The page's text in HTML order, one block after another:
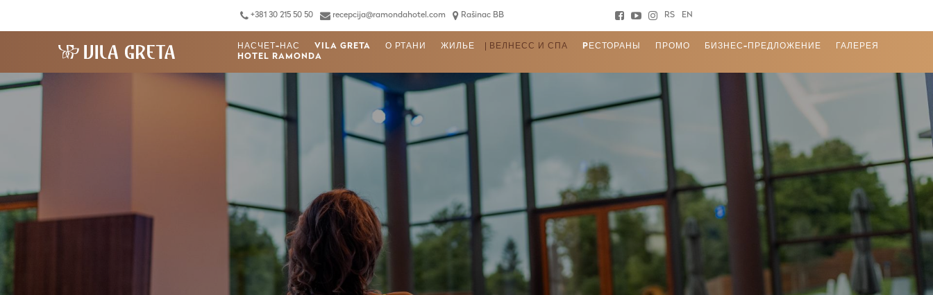
+381 30 215 50 50 recepcija@ramondahotel.com Rašinac BB RS EN
НАСЧЕТ-НАС VILA GRETA О РТАНИ ЖИЛЬЕ ВЕЛНЕСС И СПА PЕСТОРАНЫ ПРОМО БИЗНЕС-ПРЕДЛОЖЕНИЕ
ГАЛЕРЕЯ
HOTEL RAMONDA